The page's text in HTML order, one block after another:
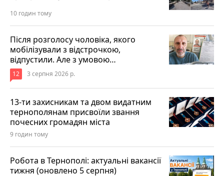
10 годин тому
Після розголосу чоловіка, якого
мобілізували з відстрочкою,
відпустили. Але з умовою…
12 3 серпня 2026 р.
13-ти захисникам та двом видатним
тернополянам присвоїли звання
почесних громадян міста
9 годин тому
Робота в Тернополі: актуальні вакансії
тижня (оновлено 5 серпня)